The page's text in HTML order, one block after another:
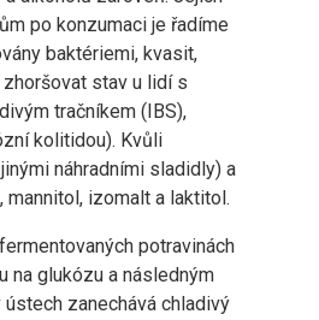
po konzumaci je řadíme
baktériemi, kvasit,
stav u lidí s
tračníkem (IBS),
kolitidou). Kvůli
náhradními sladidly) a
izomalt a laktitol.
potravinách
na glukózu a následným
zanechává chladivý